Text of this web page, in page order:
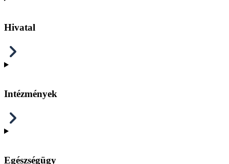
Hivatal
Intézmények
Egészségügy